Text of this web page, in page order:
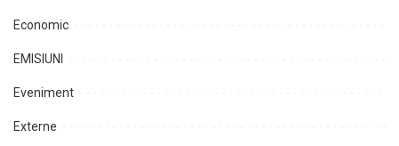
Economic
EMISIUNI
Eveniment
Externe